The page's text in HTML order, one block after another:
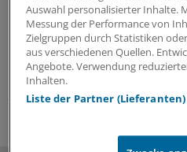
N-terminalen pro-B-Typ-
ProBNP) auf. Ob sich das auf
Diagnostik von
britische Mediziner
23.06.2026
Auswahl personalisierter Inhalte.
Messung der Performance von
Zielgruppen durch Statistiken
aus verschiedenen Quellen.
Angebote. Verwendung
Inhalten.
Liste der Partner (Lieferanten)